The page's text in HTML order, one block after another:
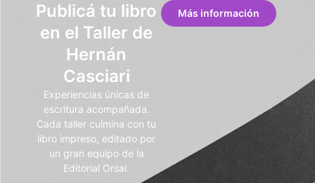
Publicá tu libro
en el Taller de
Hernán
Casciari
Experiencias únicas de
escritura acompañada.
Cada taller culmina con tu
libro impreso, editado por
un gran equipo de la
Editorial Orsai.
Más información